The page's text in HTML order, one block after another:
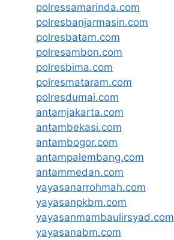
polressamarinda.com
polresbanjarmasin.com
polresbatam.com
polresambon.com
polresbima.com
polresmataram.com
polresdumai.com
antamjakarta.com
antambekasi.com
antambogor.com
antampalembang.com
antammedan.com
yayasanarrohmah.com
yayasanpkbm.com
yayasanmambaulirsyad.com
yayasanabm.com